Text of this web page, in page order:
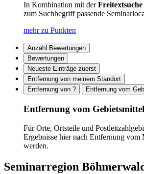
In Kombination mit derFreitextsuche
zum Suchbegriff passende
mehr zu Punkten
Anzahl Bewertungen
Bewertungen
Neueste Einträge zuerst
Entfernung von meinem Standort
Entfernung von ?
Entfernung vom
Entfernung vom
Für Orte, Ortsteile und
Ergebnisse hier nach Entfernung vom
werden.
Seminarregion